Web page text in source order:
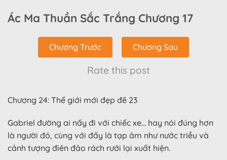
Ác Ma Thuần Sắc Trắng Chương 17
Chương Trước Chương Sau
Rate this post
Chương 24: Thế giới mới đẹp đẽ 23
Gabriel đường ai nấy đi với chiếc xe… hay nói đúng hơn
là người đó, cùng với đấy là tạp âm như nước triều và
cảnh tượng điên đảo rách rưới lại xuất hiện.